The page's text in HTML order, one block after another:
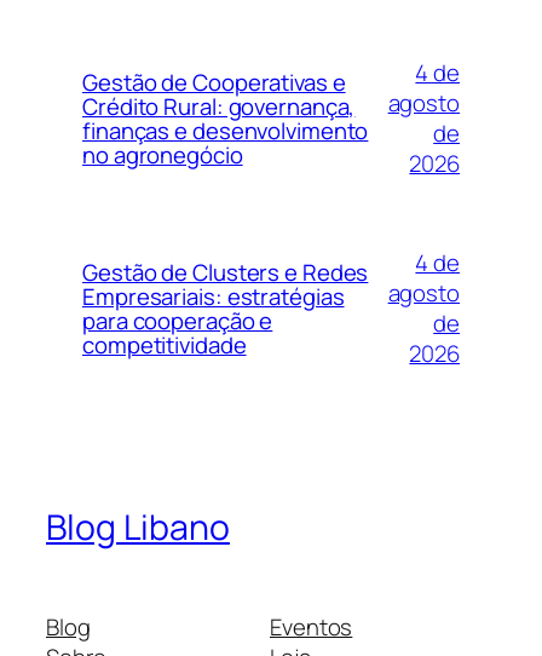
Gestão de Cooperativas e
Crédito Rural: governança,
finanças e desenvolvimento
no agronegócio
4 de
agosto
de
2026
Gestão de Clusters e Redes
Empresariais: estratégias
para cooperação e
competitividade
4 de
agosto
de
2026
Blog Libano
Blog
Eventos